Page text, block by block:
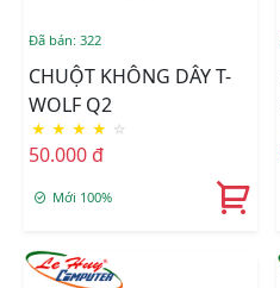
Đã bán: 322
CHUỘT KHÔNG DÂY T-
WOLF Q2
★ ★ ★ ★ ☆
50.000 đ
Mới 100%